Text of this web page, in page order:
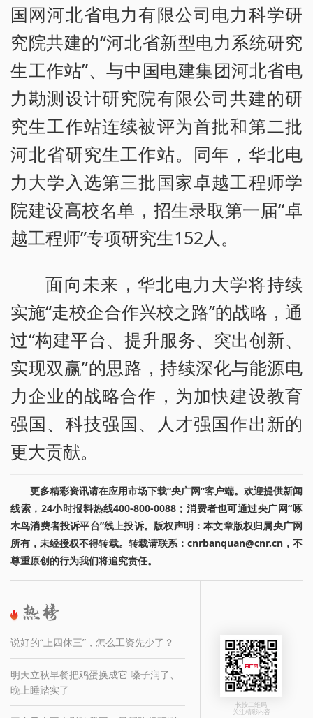
国网河北省电力有限公司电力科学研
究院共建的“河北省新型电力系统研究
生工作站”、与中国电建集团河北省电
力勘测设计研究院有限公司共建的研
究生工作站连续被评为首批和第二批
河北省研究生工作站。同年，华北电
力大学入选第三批国家卓越工程师学
院建设高校名单，招生录取第一届“卓
越工程师”专项研究生152人。
面向未来，华北电力大学将持续
实施“走校企合作兴校之路”的战略，通
过“构建平台、提升服务、突出创新、
实现双赢”的思路，持续深化与能源电
力企业的战略合作，为加快建设教育
强国、科技强国、人才强国作出新的
更大贡献。
更多精彩资讯请在应用市场下载“央广网”客户端。欢迎提供新闻
线索，24小时报料热线400-800-0088；消费者也可通过央广网“啄
木鸟消费者投诉平台”线上投诉。版权声明：本文章版权归属央广网
所有，未经授权不得转载。转载请联系：cnrbanquan@cnr.cn，不
尊重原创的行为我们将追究责任。
说好的“上四休三”，怎么工资先少了？
明天立秋早餐把鸡蛋换成它 嗓子润了、
晚上睡踏实了
长按二维码
关注精彩内容